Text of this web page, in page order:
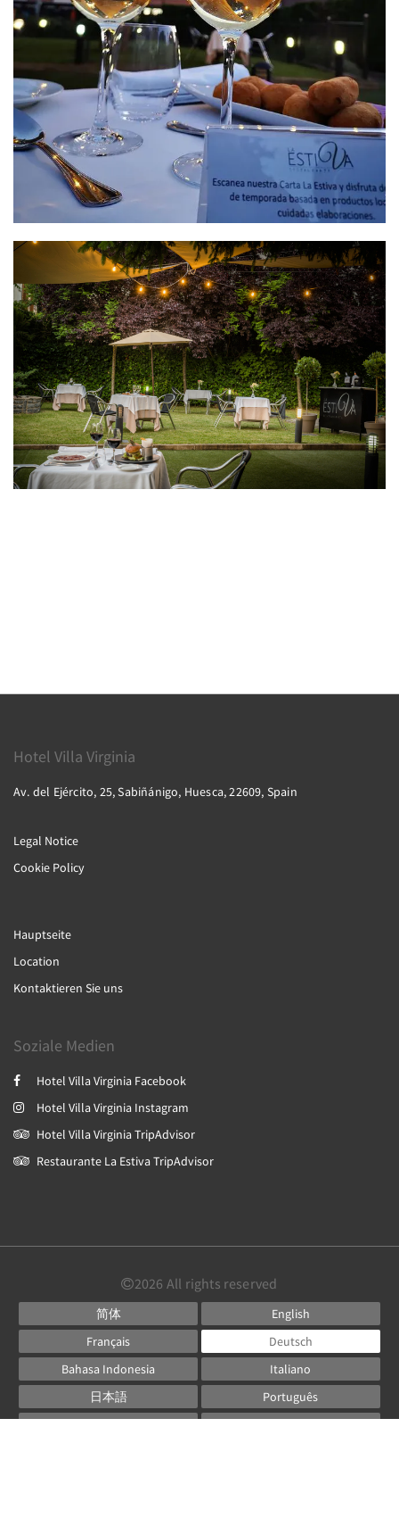
Hotel Villa Virginia
Av. del Ejército, 25, Sabiñánigo, Huesca, 22609, Spain
Legal Notice
Cookie Policy
Hauptseite
Location
Kontaktieren Sie uns
Soziale Medien
Hotel Villa Virginia Facebook
Hotel Villa Virginia Instagram
Hotel Villa Virginia TripAdvisor
Restaurante La Estiva TripAdvisor
2026 All rights reserved
简体
English
Français
Deutsch
Bahasa Indonesia
Italiano
日本語
Português
Русский
Español